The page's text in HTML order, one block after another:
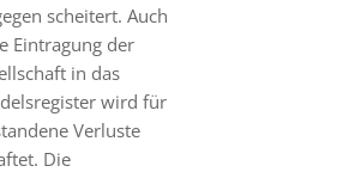
scheitert. Auch
Eintragung der
in das
wird für
Verluste
Die